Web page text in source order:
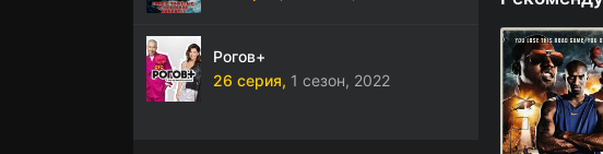
Рогов+
26 серия, 1 сезон, 2022